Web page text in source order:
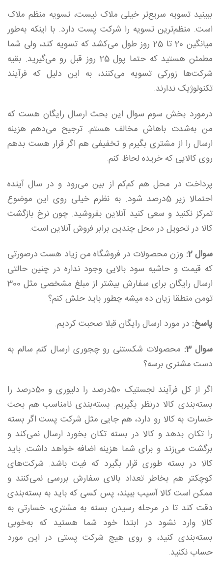
ببینید تسویه سریع‌تر خیلی ملاک نیست، تسویه منظم ملاک
است. منظم‌ترین تسویه را شرکت پست دارد. با اینکه به‌طور
میانگین 20 تا 25 روز طول می‌کشد که تسویه کند، ولی شما
مطمئن هستید که حتما پول 25 روز قبل رو می‌گیرید. بقیه
شرکت‌ها زورکی تسویه می‌کنند، به این دلیل که فرآیند
تکنولوژیک ندارند.
درمورد بخش سوم سوال این بحث ارسال رایگان هست که
من به‌شدت باهاش مخالف هستم. ترجیح می‌دهم هزینه
ارسال را از مشتری بگیرم و تخفیفی هم اگر قرار هست بدهم
روی کالایی که خریده لحاظ کنم.
پرداخت در محل هم کم‌کم از بین می‌رود و در سال آینده
احتمالا زیر 5درصد شود. به نظرم خیلی روی این موضوع
تمرکز نکنید و سعی کنید آنلاین بفروشید. چون نرخ بازگشت
کالا در تحویل در محل چندین برابر فروش آنلاین است.
سوال 2:
وزن محصولات در فروشگاه من زیاد هست درصورتی
که قیمت و حاشیه سود بالایی وجود نداره در چنین حالتی
ارسال رایگان برای سفارش بیشتر از مبلغ مشخصی مثل 300
تومن منطقا زیان ده میشه چطور باید حلش کنم؟
پاسخ: در مورد ارسال رایگان قبلا صحبت کردیم.
سوال 3:
محصولات شکستنی رو چجوری ارسال کنم سالم به
دست مشتری برسه؟
اگر از کل فرآیند لجستیک 50درصد را دلیوری و 50درصد را
بسته‌بندی کالا درنظر بگیریم. بسته‌بندی نامناسب هم بحث
خسارت به کالا رو دارد، هم جایی مثل شرکت پست اگر بسته
را تکان بدهد و کالا در بسته تکان بخورد ارسال نمی‌کند و
برگشت می‌زند و برای شما هزینه اضافه خواهد داشت. باید
کالا در بسته طوری قرار بگیرد که فیت باشد. شرکت‌های
کوچکتر هم بخاطر تعداد بالای سفارش بررسی نمی‌کنند و
ممکن است کالا آسیب ببیند، پس کسی که باید به بسته‌بندی
دقت کند تا در مرحله رسیدن بسته به مشتری، خسارتی به
کالا وارد نشود در ابتدا خود شما هستید که به‌خوبی
بسته‌بندی کنید، و روی هیچ شرکت پستی در این مورد
حساب نکنید.